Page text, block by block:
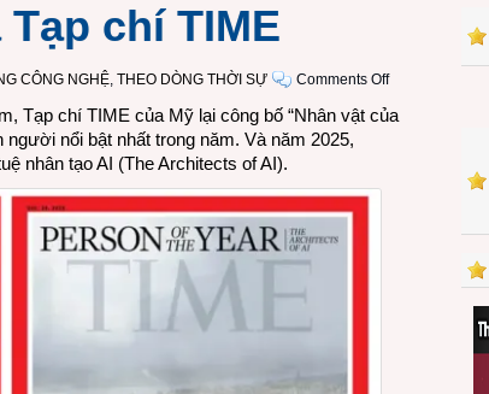
chí TIME
CÔNG NGHỆ, THEO DÒNG THỜI SỰ Comments Offon
kiến
Tạp chí TIME của Mỹ lại công bố “Nhân vật của
nổi bật nhất trong năm. Và năm 2025,
nhân tạo AI (The Architects of AI).